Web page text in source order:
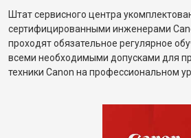
Штат сервисного центра
сертифицированными инженерами
проходят обязательное регулярное
всеми необходимыми допусками для
техники Canon на профессиональном